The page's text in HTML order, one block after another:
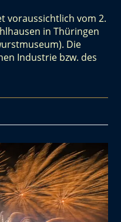
voraussichtlich vom 2.
in Thüringen
Die
Industrie bzw. des